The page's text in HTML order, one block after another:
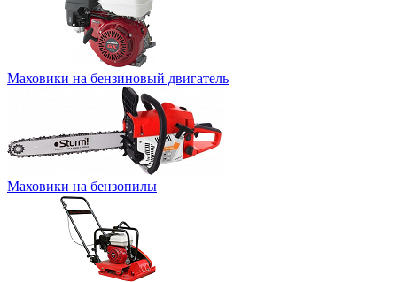
Маховики на бензиновый двигатель
Маховики на бензопилы